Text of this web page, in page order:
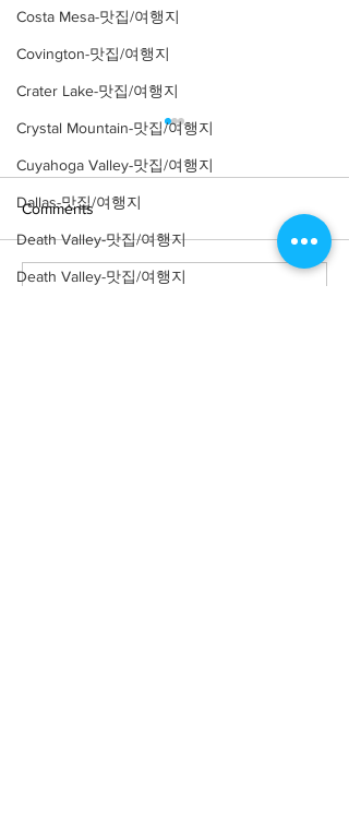
Costa Mesa-맛집/여행지
Covington-맛집/여행지
Crater Lake-맛집/여행지
Crystal Mountain-맛집/여행지
Cuyahoga Valley-맛집/여행지
Dallas-맛집/여행지
Death Valley-맛집/여행지
Death Valley-맛집/여행지
Comments